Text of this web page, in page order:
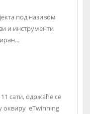
под називом
и инструменти
сати, одржаће се
оквиру eTwinning